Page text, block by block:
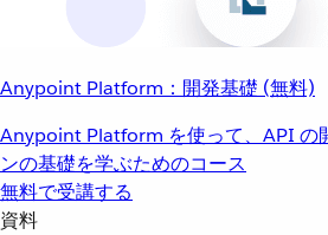
Anypoint Platform：開発基礎 (無料)
Anypoint Platform を使って、API の
ンの基礎を学ぶためのコース
無料で受講する
資料